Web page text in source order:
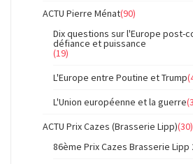
ACTU Pierre Ménat(90)
Dix questions sur l'Europe post-
défiance et puissance
(19)
L'Europe entre Poutine et Trump
L'Union européenne et la guerre
ACTU Prix Cazes (Brasserie Lipp)(30)
86ème Prix Cazes Brasserie Lipp